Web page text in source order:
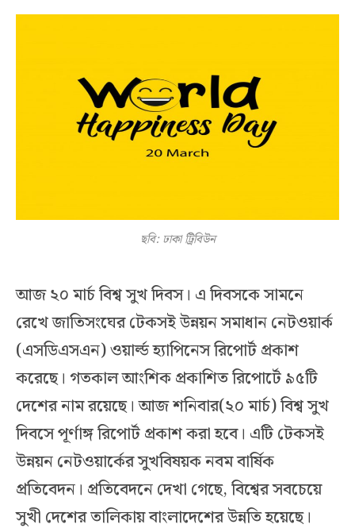
ছবি: ঢাকা ট্রিবিউন
আজ ২০ মার্চ বিশ্ব সুখ দিবস। এ দিবসকে সামনে
রেখে জাতিসংঘের টেকসই উন্নয়ন সমাধান নেটওয়ার্ক
(এসডিএসএন) ওয়ার্ল্ড হ্যাপিনেস রিপোর্ট প্রকাশ
করেছে। গতকাল আংশিক প্রকাশিত রিপোর্টে ৯৫টি
দেশের নাম রয়েছে। আজ শনিবার(২০ মার্চ) বিশ্ব সুখ
দিবসে পূর্ণাঙ্গ রিপোর্ট প্রকাশ করা হবে। এটি টেকসই
উন্নয়ন নেটওয়ার্কের সুখবিষয়ক নবম বার্ষিক
প্রতিবেদন। প্রতিবেদনে দেখা গেছে, বিশ্বের সবচেয়ে
সুখী দেশের তালিকায় বাংলাদেশের উন্নতি হয়েছে।